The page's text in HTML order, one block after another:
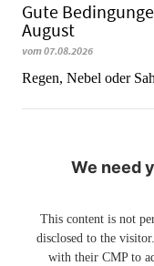
Gute
August
vom 07.08.2026
Regen, Nebel oder
We need
This content is not
disclosed to the
with their CMP to